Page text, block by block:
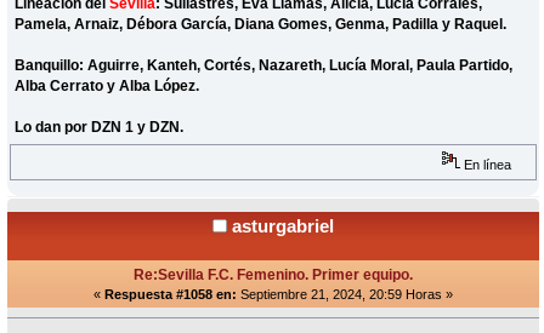
Pamela, Arnaiz, Débora García, Diana Gomes, Genma, Padilla y Raquel.
Banquillo: Aguirre, Kanteh, Cortés, Nazareth, Lucía Moral, Paula Partido,
Alba Cerrato y Alba López.
Lo dan por DZN 1 y DZN.
En línea
asturgabriel
Re:Sevilla F.C. Femenino. Primer equipo.
« Respuesta #1058 en: Septiembre 21, 2024, 20:59 Horas »